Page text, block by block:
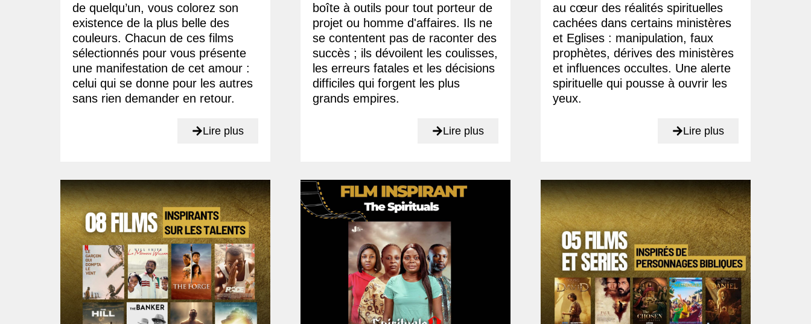
de quelqu’un, vous colorez son
existence de la plus belle des
couleurs. Chacun de ces films
sélectionnés pour vous présente
une manifestation de cet amour :
celui qui se donne pour les autres
sans rien demander en retour.
Lire plus
boîte à outils pour tout porteur de
projet ou homme d'affaires. Ils ne
se contentent pas de raconter des
succès ; ils dévoilent les coulisses,
les erreurs fatales et les décisions
difficiles qui forgent les plus
grands empires.
Lire plus
au cœur des réalités spirituelles
cachées dans certains ministères
et Eglises : manipulation, faux
prophètes, dérives des ministères
et influences occultes. Une alerte
spirituelle qui pousse à ouvrir les
yeux.
Lire plus